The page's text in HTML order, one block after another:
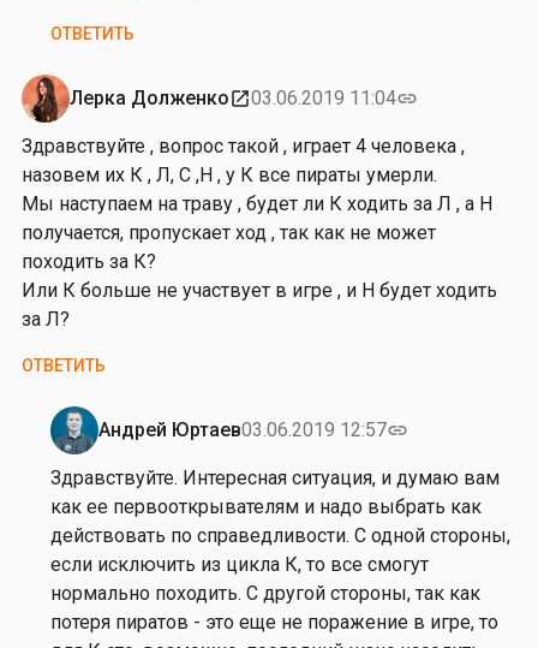
о
ч
е
н
к
о
ОТВЕТИТЬ
Лерка Долженкоopen_in_new03.06.2019 11:04link
Здравствуйте , вопрос такой , играет 4 человека ,
назовем их К , Л, С ,Н , у К все пираты умерли.
Мы наступаем на траву , будет ли К ходить за Л , а Н
получается, пропускает ход , так как не может
походить за К?
Или К больше не участвует в игре , и Н будет ходить
за Л?
ОТВЕТИТЬ
Андрей Юртаев03.06.2019 12:57link
Ответ
на
от
Л
е
р
к
Здравствуйте. Интересная ситуация, и думаю вам
как ее первооткрывателям и надо выбрать как
действовать по справедливости. С одной стороны,
если исключить из цикла К, то все смогут
нормально походить. С другой стороны, так как
потеря пиратов - это еще не поражение в игре, то